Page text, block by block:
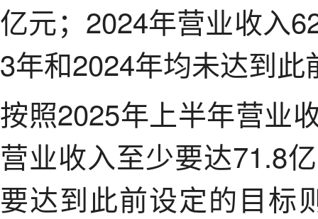
亿元；2024年营业收入
3年和2024年均未达到
按照2025年上半年营业
营业收入至少要达71.8
要达到此前设定的目标